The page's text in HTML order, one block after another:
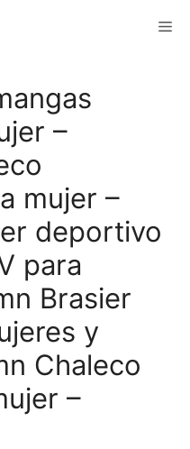
–
mujer –
deportivo
para
Brasier
y
Chaleco
–